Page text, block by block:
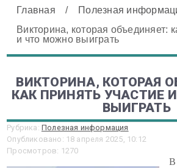
Главная / Полезная
Викторина, которая объединяет:
и что можно выиграть
ВИКТОРИНА, КОТОРАЯ
КАК ПРИНЯТЬ УЧАСТИЕ
ВЫИГРАТЬ
Рубрика: Полезная информация
Опубликовано: 18 апреля 2025, 10:12
Просмотров: 1270
В